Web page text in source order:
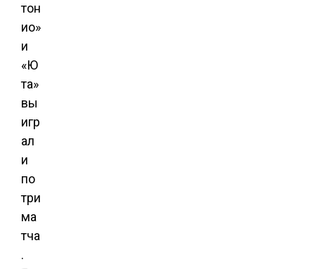
тон
ио»
и
«Ю
та»
вы
игр
ал
и
по
три
ма
тча
.